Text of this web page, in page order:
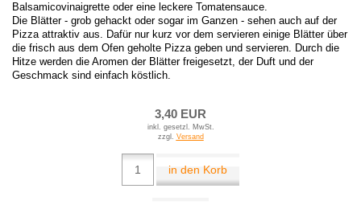
Balsamicovinaigrette oder eine leckere Tomatensauce.
Die Blätter - grob gehackt oder sogar im Ganzen - sehen auch auf der
Pizza attraktiv aus. Dafür nur kurz vor dem servieren einige Blätter über
die frisch aus dem Ofen geholte Pizza geben und servieren. Durch die
Hitze werden die Aromen der Blätter freigesetzt, der Duft und der
Geschmack sind einfach köstlich.
3,40 EUR
inkl. gesetzl. MwSt.
zzgl. Versand
in den Korb